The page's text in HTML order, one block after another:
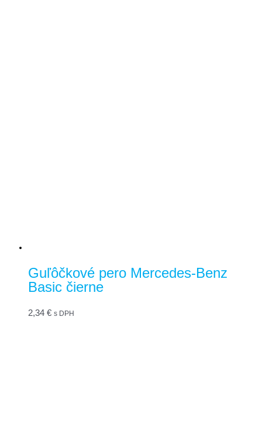
Guľôčkové pero Mercedes-Benz
Basic čierne
2,34 € s DPH